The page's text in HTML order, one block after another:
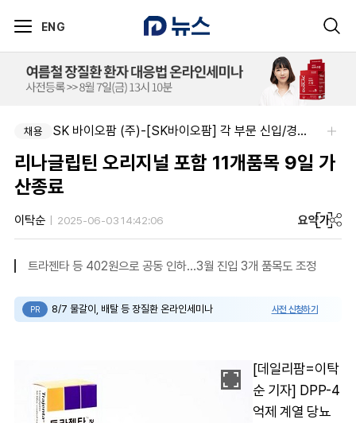
ENG
채용 주식회사 에일리크-메디컬 커뮤니케이션 컨설턴트(Associate) / 메디컬라이터 채용
채용 SK 바이오팜 (주)-[SK바이오팜] 각 부문 신입/경력 구성원 영입
리나글립틴 오리지널 포함 11개품목 9일 가
산종료
이탁순 2025-06-03 14:42:06 요약가
트라젠타 등 402원으로 공동 인하…3월 진입 3개 품목도 조정
PR 8/7 물갈이, 배탈 등 장질환 온라인세미나 사전 신청하기
[데일리팜=이탁
순 기자] DPP-4
억제 계열 당뇨